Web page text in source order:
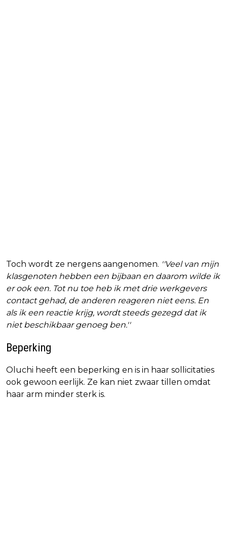
Toch wordt ze nergens aangenomen. ''Veel van mijn
klasgenoten hebben een bijbaan en daarom wilde ik
er ook een. Tot nu toe heb ik met drie werkgevers
contact gehad, de anderen reageren niet eens. En
als ik een reactie krijg, wordt steeds gezegd dat ik
niet beschikbaar genoeg ben.''
Beperking
Oluchi heeft een beperking en is in haar sollicitaties
ook gewoon eerlijk. Ze kan niet zwaar tillen omdat
haar arm minder sterk is.